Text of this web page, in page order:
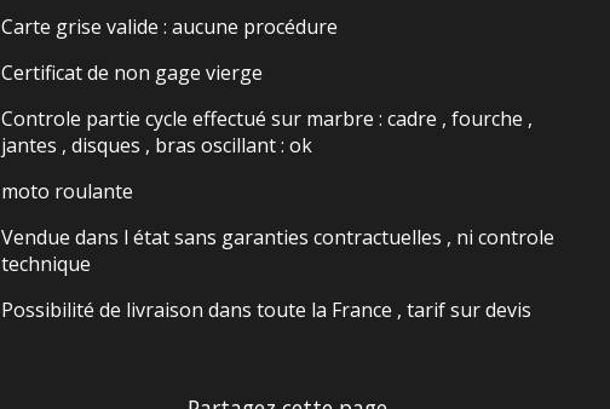
Carte grise valide : aucune procédure
Certificat de non gage vierge
Controle partie cycle effectué sur marbre : cadre , fourche ,
jantes , disques , bras oscillant : ok
moto roulante
Vendue dans l état sans garanties contractuelles , ni controle
technique
Possibilité de livraison dans toute la France , tarif sur devis